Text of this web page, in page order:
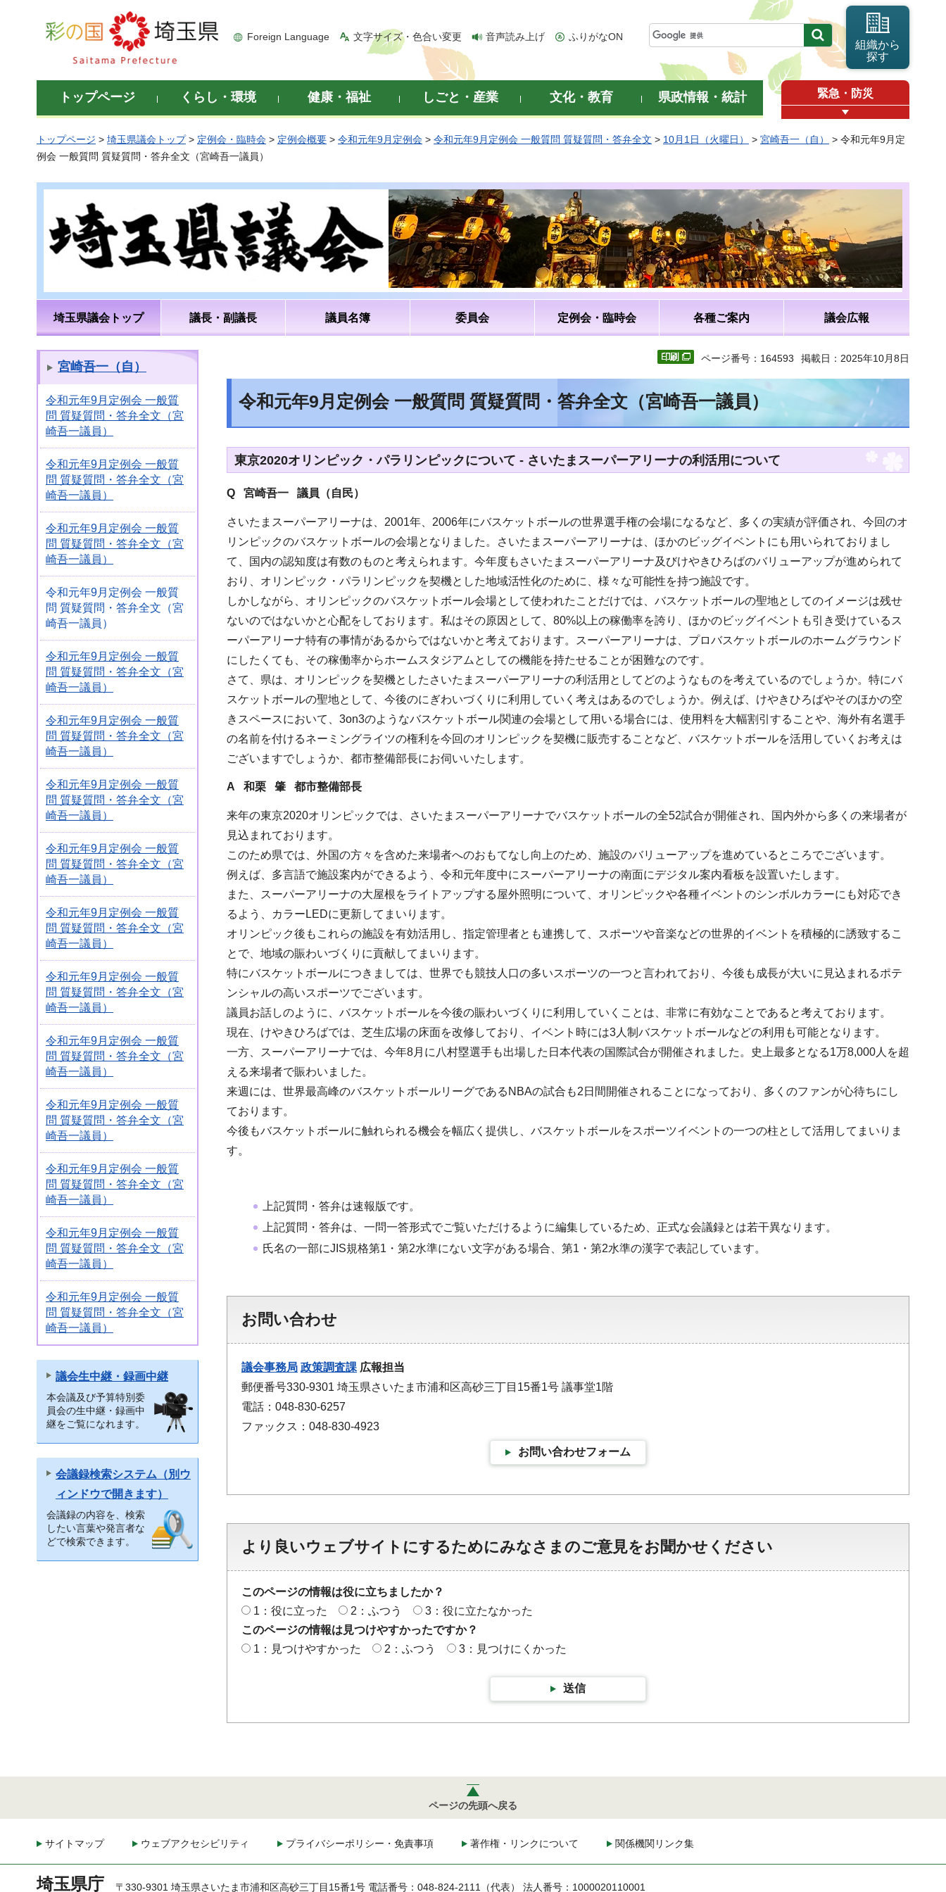
彩の国 埼玉県
Foreign Language 文字サイズ・色合い変更 音声読み上げ ふりがなON
組織から
探す
トップページ くらし・環境 健康・福祉 しごと・産業 文化・教育 県政情報・統計 緊急・防災
トップページ > 埼玉県議会トップ> 定例会・臨時会 > 定例会概要 > 令和元年9月定例会 > 令和元年9月定例会 一般質問 質疑質問・答弁全文 > 10月1日（火曜日） > 宮崎吾一（自）
> 令和元年9月定
例会 一般質問 質疑質問・答弁全文（宮崎吾一議員）
埼玉県議会トップ 議長・副議長 議員名簿 委員会 定例会・臨時会 各種ご案内 議会広報
宮崎吾一（自）
令和元年9月定例会 一般質
問 質疑質問・答弁全文（宮
崎吾一議員）
令和元年9月定例会 一般質
問 質疑質問・答弁全文（宮
崎吾一議員）
令和元年9月定例会 一般質
問 質疑質問・答弁全文（宮
崎吾一議員）
令和元年9月定例会 一般質
問 質疑質問・答弁全文（宮
崎吾一議員）
令和元年9月定例会 一般質
問 質疑質問・答弁全文（宮
崎吾一議員）
令和元年9月定例会 一般質
問 質疑質問・答弁全文（宮
崎吾一議員）
令和元年9月定例会 一般質
問 質疑質問・答弁全文（宮
崎吾一議員）
令和元年9月定例会 一般質
問 質疑質問・答弁全文（宮
崎吾一議員）
令和元年9月定例会 一般質
問 質疑質問・答弁全文（宮
崎吾一議員）
令和元年9月定例会 一般質
問 質疑質問・答弁全文（宮
崎吾一議員）
令和元年9月定例会 一般質
問 質疑質問・答弁全文（宮
崎吾一議員）
令和元年9月定例会 一般質
問 質疑質問・答弁全文（宮
崎吾一議員）
令和元年9月定例会 一般質
問 質疑質問・答弁全文（宮
崎吾一議員）
令和元年9月定例会 一般質
問 質疑質問・答弁全文（宮
崎吾一議員）
令和元年9月定例会 一般質
問 質疑質問・答弁全文（宮
崎吾一議員）
議会生中継・録画中継
本会議及び予算特別委
員会の生中継・録画中
継をご覧になれます。
会議録検索システム（別ウ
ィンドウで開きます）
会議録の内容を、検索
したい言葉や発言者な
どで検索できます。
ページ番号：164593 掲載日：2025年10月8日
令和元年9月定例会 一般質問 質疑質問・答弁全文（宮崎吾一議員）
東京2020オリンピック・パラリンピックについて - さいたまスーパーアリーナの利活用について
Q 宮崎吾一 議員（自民）
さいたまスーパーアリーナは、2001年、2006年にバスケットボールの世界選手権の会場になるなど、多くの実績が評価され、今回のオ
リンピックのバスケットボールの会場となりました。さいたまスーパーアリーナは、ほかのビッグイベントにも用いられておりまし
て、国内の認知度は有数のものと考えられます。今年度もさいたまスーパーアリーナ及びけやきひろばのバリューアップが進められて
おり、オリンピック・パラリンピックを契機とした地域活性化のために、様々な可能性を持つ施設です。
しかしながら、オリンピックのバスケットボール会場として使われたことだけでは、バスケットボールの聖地としてのイメージは残せ
ないのではないかと心配をしております。私はその原因として、80%以上の稼働率を誇り、ほかのビッグイベントも引き受けているス
ーパーアリーナ特有の事情があるからではないかと考えております。スーパーアリーナは、プロバスケットボールのホームグラウンド
にしたくても、その稼働率からホームスタジアムとしての機能を持たせることが困難なのです。
さて、県は、オリンピックを契機としたさいたまスーパーアリーナの利活用としてどのようなものを考えているのでしょうか。特にバ
スケットボールの聖地として、今後のにぎわいづくりに利用していく考えはあるのでしょうか。例えば、けやきひろばやそのほかの空
きスペースにおいて、3on3のようなバスケットボール関連の会場として用いる場合には、使用料を大幅割引することや、海外有名選手
の名前を付けるネーミングライツの権利を今回のオリンピックを契機に販売することなど、バスケットボールを活用していくお考えは
ございますでしょうか、都市整備部長にお伺いいたします。
A 和栗 肇 都市整備部長
来年の東京2020オリンピックでは、さいたまスーパーアリーナでバスケットボールの全52試合が開催され、国内外から多くの来場者が
見込まれております。
このため県では、外国の方々を含めた来場者へのおもてなし向上のため、施設のバリューアップを進めているところでございます。
例えば、多言語で施設案内ができるよう、令和元年度中にスーパーアリーナの南面にデジタル案内看板を設置いたします。
また、スーパーアリーナの大屋根をライトアップする屋外照明について、オリンピックや各種イベントのシンボルカラーにも対応でき
るよう、カラーLEDに更新してまいります。
オリンピック後もこれらの施設を有効活用し、指定管理者とも連携して、スポーツや音楽などの世界的イベントを積極的に誘致するこ
とで、地域の賑わいづくりに貢献してまいります。
特にバスケットボールにつきましては、世界でも競技人口の多いスポーツの一つと言われており、今後も成長が大いに見込まれるポテ
ンシャルの高いスポーツでございます。
議員お話しのように、バスケットボールを今後の賑わいづくりに利用していくことは、非常に有効なことであると考えております。
現在、けやきひろばでは、芝生広場の床面を改修しており、イベント時には3人制バスケットボールなどの利用も可能となります。
一方、スーパーアリーナでは、今年8月に八村塁選手も出場した日本代表の国際試合が開催されました。史上最多となる1万8,000人を超
える来場者で賑わいました。
来週には、世界最高峰のバスケットボールリーグであるNBAの試合も2日間開催されることになっており、多くのファンが心待ちにし
ております。
今後もバスケットボールに触れられる機会を幅広く提供し、バスケットボールをスポーツイベントの一つの柱として活用してまいりま
す。
上記質問・答弁は速報版です。
上記質問・答弁は、一問一答形式でご覧いただけるように編集しているため、正式な会議録とは若干異なります。
氏名の一部にJIS規格第1・第2水準にない文字がある場合、第1・第2水準の漢字で表記しています。
お問い合わせ
議会事務局 政策調査課 広報担当
郵便番号330-9301 埼玉県さいたま市浦和区高砂三丁目15番1号 議事堂1階
電話：048-830-6257
ファックス：048-830-4923
お問い合わせフォーム
より良いウェブサイトにするためにみなさまのご意見をお聞かせください
このページの情報は役に立ちましたか？
1：役に立った
2：ふつう
3：役に立たなかった
このページの情報は見つけやすかったですか？
1：見つけやすかった
2：ふつう 3：見つけにくかった
送信
ページの先頭へ戻る
サイトマップ ウェブアクセシビリティ プライバシーポリシー・免責事項 著作権・リンクについて 関係機関リンク集
埼玉県庁 〒330-9301 埼玉県さいたま市浦和区高砂三丁目15番1号 電話番号：048-824-2111（代表） 法人番号：1000020110001